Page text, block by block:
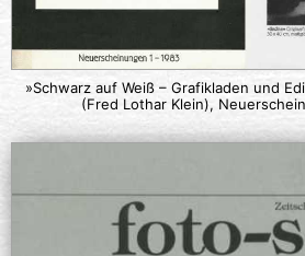
»Schwarz auf Weiß – Grafikladen und
(Fred Lothar Klein),